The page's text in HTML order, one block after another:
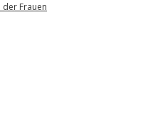
Frauen